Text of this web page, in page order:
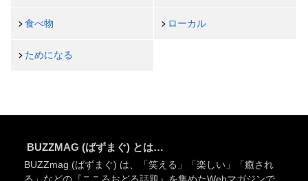
食べ物 ローカル
ためになる
BUZZMAG (ばずまぐ) とは…
BUZZmag (ばずまぐ) は、「笑える」「楽しい」「癒され
る」などの『こころおどる話題』を集めたWebマガジンで